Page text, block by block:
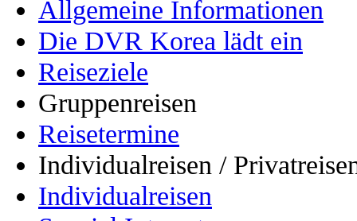
Allgemeine Informationen
Die DVR Korea lädt ein
Reiseziele
Gruppenreisen
Reisetermine
Individualreisen /
Individualreisen